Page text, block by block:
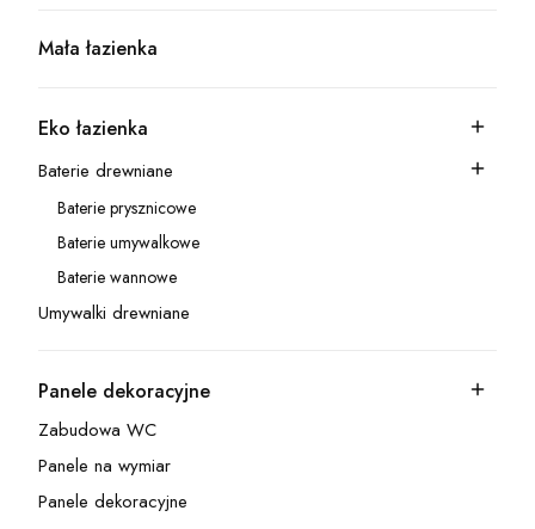
Kategoria - Mała łazienka
Mała łazienka
Kategoria - Eko łazienka
Eko łazienka
Kategoria - Baterie drewniane
Baterie drewniane
Kategoria - Baterie prysznicowe
Baterie prysznicowe
Kategoria - Baterie umywalkowe
Baterie umywalkowe
Kategoria - Baterie wannowe
Baterie wannowe
Kategoria - Umywalki drewniane
Umywalki drewniane
Kategoria - Panele dekoracyjne
Panele dekoracyjne
Kategoria - Zabudowa WC
Zabudowa WC
Kategoria - Panele na wymiar
Panele na wymiar
Kategoria - Panele dekoracyjne
Panele dekoracyjne